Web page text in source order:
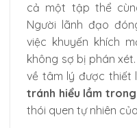
cả một tập thể
Người lãnh đạo
việc khuyến khích
không sợ bị phán
về tâm lý được thiết
tránh hiểu lầm
thói quen tự nhiên